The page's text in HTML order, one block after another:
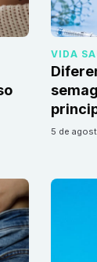
VIDA
5 de